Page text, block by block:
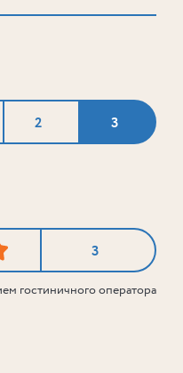
2 3
3
гостиничного оператора
одного лота